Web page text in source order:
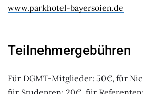
www.parkhotel-bayersoien.de
Teilnehmergebühren
Für DGMT-Mitglieder: 50€, für